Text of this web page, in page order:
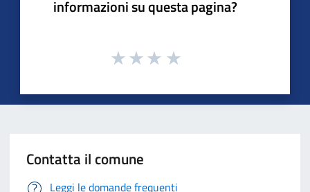
informazioni su questa pagina?
Contatta il comune
Leggi le domande frequenti